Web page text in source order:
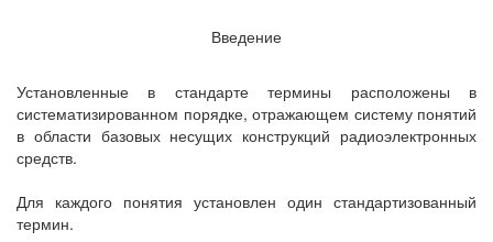
Введение
Установленные в стандарте термины расположены в
систематизированном порядке, отражающем систему понятий
в области базовых несущих конструкций радиоэлектронных
средств.
Для каждого понятия установлен один стандартизованный
термин.